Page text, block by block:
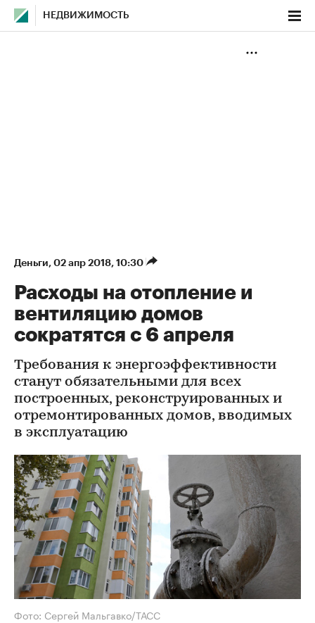
НЕДВИЖИМОСТЬ
Деньги⁠, 02 апр 2018, 10:30
Расходы на отопление и
вентиляцию домов
сократятся с 6 апреля
Требования к энергоэффективности
станут обязательными для всех
построенных, реконструированных и
отремонтированных домов, вводимых
в эксплуатацию
Фото: Сергей Мальгавко/ТАСС